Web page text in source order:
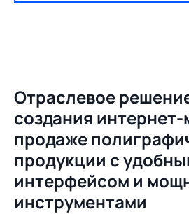
Отраслевое
создания интернет-
продаже
продукции с
интерфейсом и
инструментами